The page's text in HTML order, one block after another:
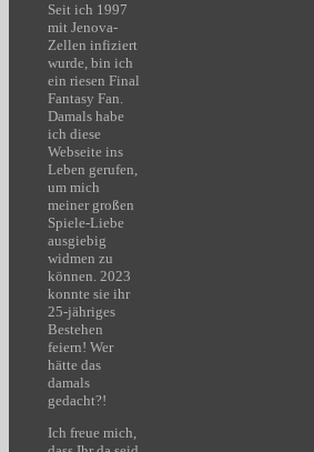
Seit ich 1997
mit Jenova-
Zellen infiziert
wurde, bin ich
ein riesen Final
Fantasy Fan.
Damals habe
ich diese
Webseite ins
Leben gerufen,
um mich
meiner großen
Spiele-Liebe
ausgiebig
widmen zu
können. 2023
konnte sie ihr
25-jähriges
Bestehen
feiern! Wer
hätte das
damals
gedacht?!
Ich freue mich,